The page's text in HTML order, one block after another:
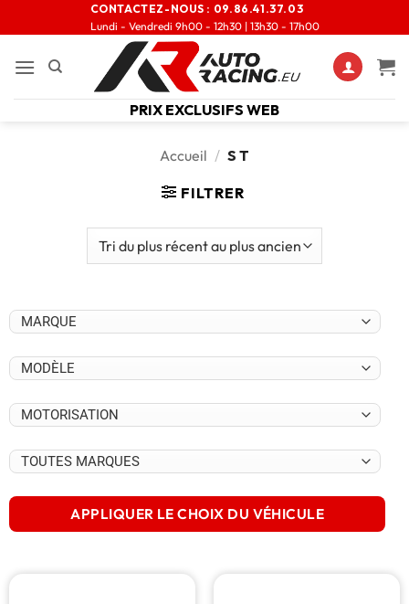
CONTACTEZ-NOUS : 09.86.41.37.03
Lundi - Vendredi 9h00 - 12h30 | 13h30 - 17h00
PRIX EXCLUSIFS WEB
Accueil / S T
FILTRER
APPLIQUER LE CHOIX DU VÉHICULE